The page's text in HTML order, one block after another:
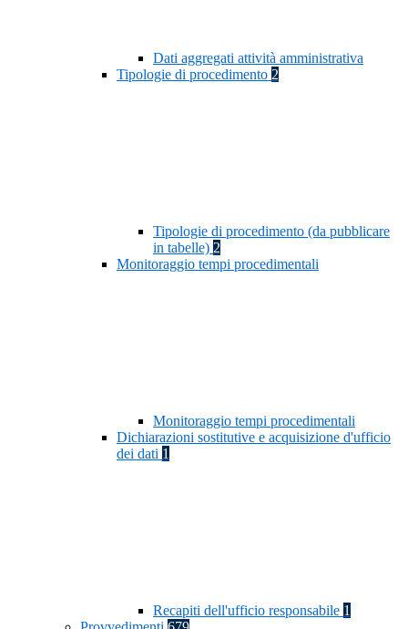
Dati aggregati attività amministrativa
Tipologie di procedimento 2
Tipologie di procedimento (da pubblicare
in tabelle) 2
Monitoraggio tempi procedimentali
Monitoraggio tempi procedimentali
Dichiarazioni sostitutive e acquisizione d'ufficio
dei dati 1
Recapiti dell'ufficio responsabile 1